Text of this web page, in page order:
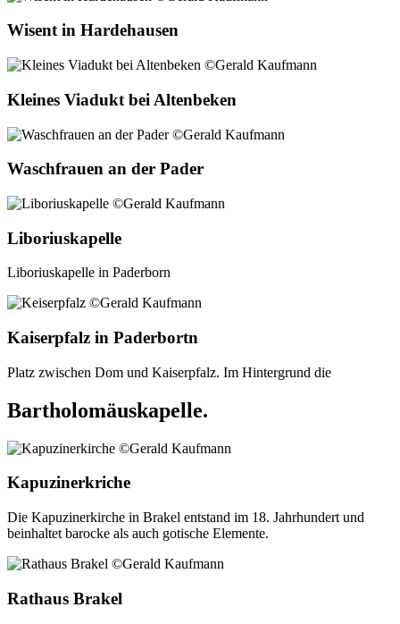
Wisent in Hardehausen
Kleines Viadukt bei Altenbeken
Waschfrauen an der Pader
Liboriuskapelle
Liboriuskapelle in Paderborn
Kaiserpfalz in Paderbortn
Platz zwischen Dom und Kaiserpfalz. Im Hintergrund die
Bartholomäuskapelle.
Kapuzinerkriche
Die Kapuzinerkirche in Brakel entstand im 18. Jahrhundert und
beinhaltet barocke als auch gotische Elemente.
Rathaus Brakel